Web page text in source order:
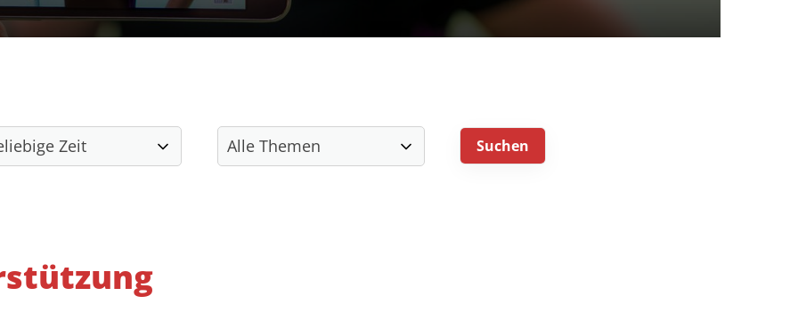
Sportsuche
Kulturangebote
Soziale Projekte
Mitglied werden
Downloads
Fragen & Antworten